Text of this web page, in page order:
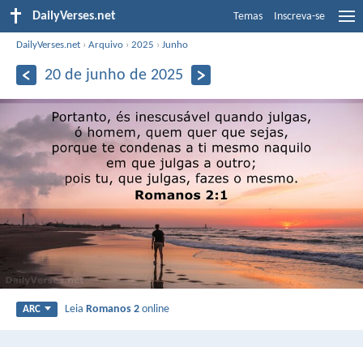
DailyVerses.net Temas Inscreva-se
DailyVerses.net ›Arquivo ›2025 ›Junho
20 de junho de 2025
ARC LeiaRomanos 2 online